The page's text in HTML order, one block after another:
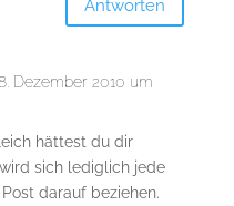
Antworten
Dezember 2010 um
hättest du dir
sich lediglich jede
darauf beziehen.